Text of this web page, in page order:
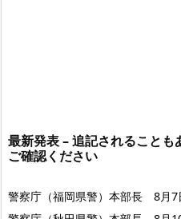
最新発表 – 追記されること
ご確認ください
警察庁（福岡県警）本部長 8月